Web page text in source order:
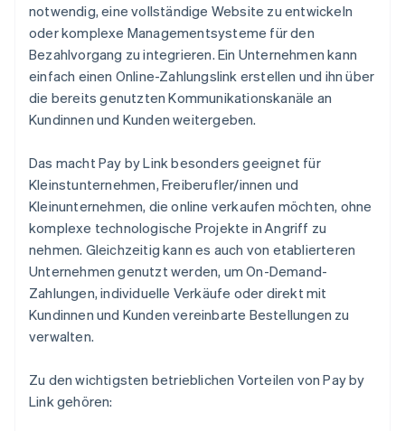
notwendig, eine vollständige Website zu entwickeln
oder komplexe Managementsysteme für den
Bezahlvorgang zu integrieren. Ein Unternehmen kann
einfach einen Online-Zahlungslink erstellen und ihn über
die bereits genutzten Kommunikationskanäle an
Kundinnen und Kunden weitergeben.
Das macht Pay by Link besonders geeignet für
Kleinstunternehmen, Freiberufler/innen und
Kleinunternehmen, die online verkaufen möchten, ohne
komplexe technologische Projekte in Angriff zu
nehmen. Gleichzeitig kann es auch von etablierteren
Unternehmen genutzt werden, um On-Demand-
Zahlungen, individuelle Verkäufe oder direkt mit
Kundinnen und Kunden vereinbarte Bestellungen zu
verwalten.
Zu den wichtigsten betrieblichen Vorteilen von Pay by
Link gehören: